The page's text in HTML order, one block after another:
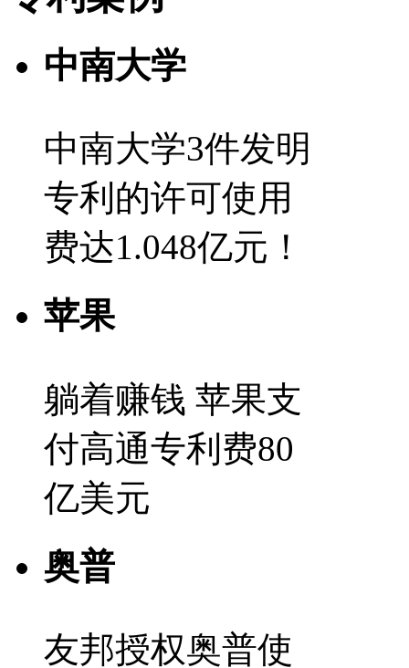
中南大学
中南大学3件发明
专利的许可使用
费达1.048亿元！
苹果
躺着赚钱 苹果支
付高通专利费80
亿美元
奥普
友邦授权奥普使